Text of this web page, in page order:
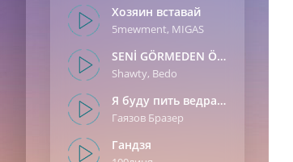
Хозяин вставай
5mewment, MIGAS
SENİ GÖRMEDEN ÖNCE
Shawty, Bedo
Я буду пить ведрами
Гаязов Бразер
Гандзя